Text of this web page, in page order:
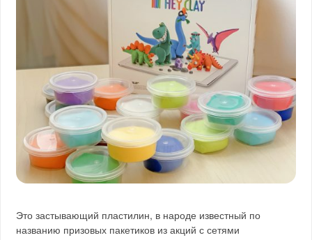
Это застывающий пластилин, в народе известный по
названию призовых пакетиков из акций с сетями